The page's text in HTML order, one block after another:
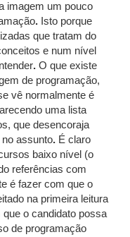
imagem um pouco
. Isto porque
que tratam do
e num nível
. O que existe
de programação,
vê normalmente é
uma lista
que desencoraja
assunto. É claro
baixo nível (o
referências com
é fazer com que o
na primeira leitura
o candidato possa
de programação